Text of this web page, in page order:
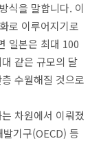
식을 말합니다. 이
로 이루어지기로
일본은 최대 100
같은 규모의 달
수월해질 것으로
차원에서 이뤄졌
기구(OECD) 등